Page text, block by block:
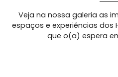
Veja na nossa galeria as
espaços e experiências dos
que o(a) espera